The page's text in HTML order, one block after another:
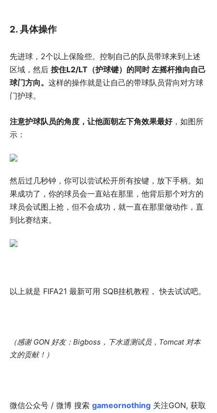
2. 具体操作
先进球，2个以上保险些。控制自己的队员带球来到上述
区域，然后 按住L2/LT（护球键）的同时 左摇杆推向自己
球门方向。 这样的操作就是让自己的带球队员背向对方球
门护球。
注意护球队员的角度，让他面朝左下角效果最好，如图所
示：
然后过几秒钟，你可以尝试松开所有按键，放下手柄。如
果成功了，你的球员会一直站在那里，他背后那个对方的
球员会试图上抢，但不会成功，就一直在那里做动作，直
到比赛结束。
以上就是 FIFA21 最新可用 SQB挂机教程， 快去试试吧。
（感谢 GON 好友：Bigboss，下水道测试员，Tomcat 对本
文的贡献！）
微信公众号 / 微博 搜索 gameornothing 关注GON, 获取